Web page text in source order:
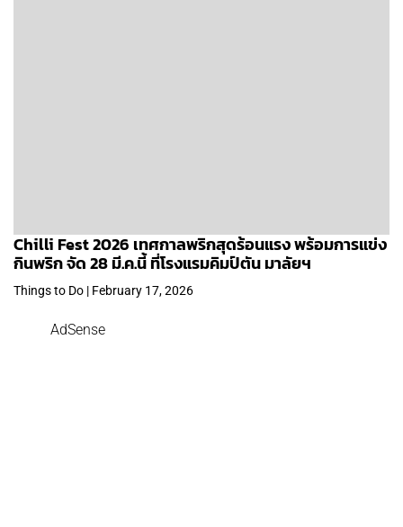
Chilli Fest 2026 เทศกาลพริกสุดร้อนแรง พร้อมการแข่ง
กินพริก จัด 28 มี.ค.นี้ ที่โรงแรมคิมป์ตัน มาลัยฯ
Things to Do | February 17, 2026
AdSense